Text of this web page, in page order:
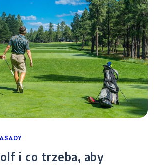
i co trzeba, aby